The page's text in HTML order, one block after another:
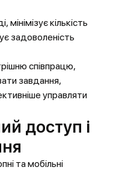
мінімізує кількість
задоволеність
співпрацю,
завдання,
управляти
доступ і
та мобільні